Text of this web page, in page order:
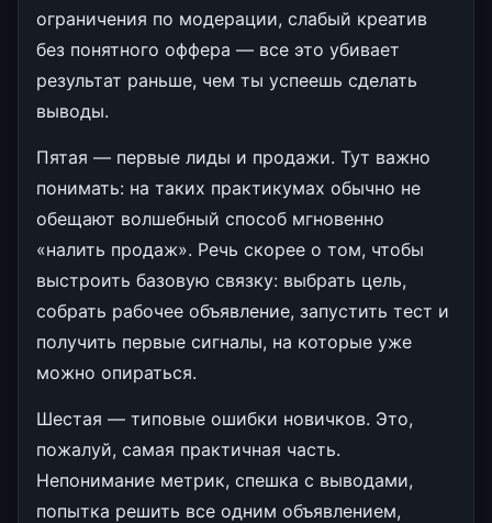
ограничения по модерации, слабый креатив
без понятного оффера — все это убивает
результат раньше, чем ты успеешь сделать
выводы.
Пятая — первые лиды и продажи. Тут важно
понимать: на таких практикумах обычно не
обещают волшебный способ мгновенно
«налить продаж». Речь скорее о том, чтобы
выстроить базовую связку: выбрать цель,
собрать рабочее объявление, запустить тест и
получить первые сигналы, на которые уже
можно опираться.
Шестая — типовые ошибки новичков. Это,
пожалуй, самая практичная часть.
Непонимание метрик, спешка с выводами,
попытка решить все одним объявлением,